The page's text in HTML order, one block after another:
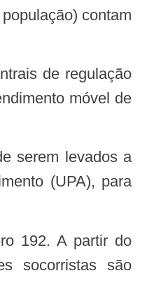
contam
móvel de
(UPA), para
socorristas são